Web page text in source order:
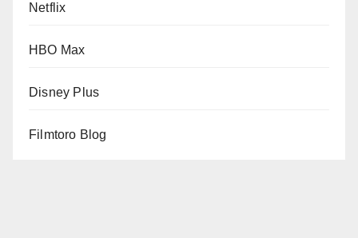
Netflix
HBO Max
Disney Plus
Filmtoro Blog